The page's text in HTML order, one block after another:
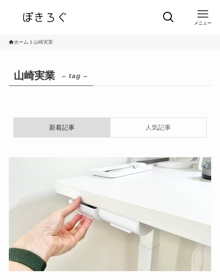
メニュー
ホーム 山崎実業
山崎実業 – tag –
新着記事 人気記事